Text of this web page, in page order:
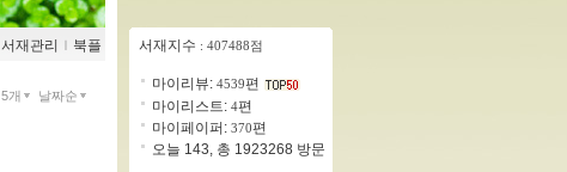
서재관리 ｌ 북플
5개 날짜순
서재지수 : 407488점
마이리뷰: 4539편
마이리스트: 4편
마이페이퍼: 370편
오늘 143, 총 1923268 방문